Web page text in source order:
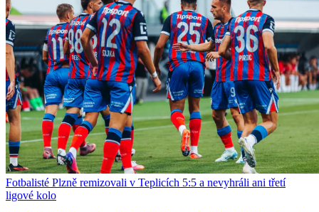
Fotbalisté Plzně remizovali v Teplicích 5:5 a nevyhráli ani třetí
ligové kolo